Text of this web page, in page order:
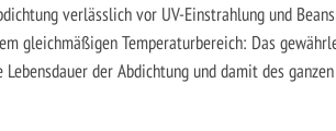
verlässlich vor UV-Einstrahlung und
gleichmäßigen Temperaturbereich: Das
der Abdichtung und damit des